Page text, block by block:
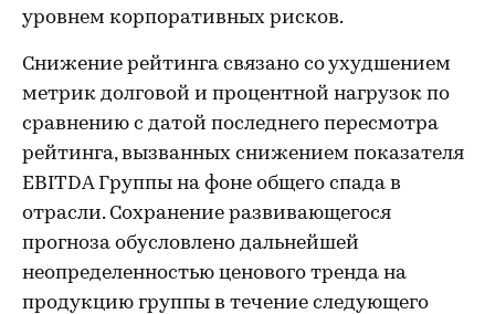
уровнем корпоративных рисков.
Снижение рейтинга связано со ухудшением
метрик долговой и процентной нагрузок по
сравнению с датой последнего пересмотра
рейтинга, вызванных снижением показателя
EBITDA Группы на фоне общего спада в
отрасли. Сохранение развивающегося
прогноза обусловлено дальнейшей
неопределенностью ценового тренда на
продукцию группы в течение следующего